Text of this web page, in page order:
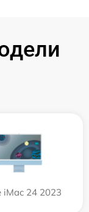
iMac 24 2023